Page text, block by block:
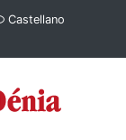
Castellano